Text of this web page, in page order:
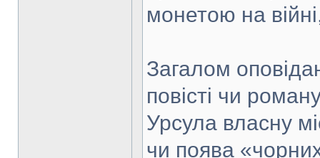
монетою на
Загалом
повісті чи
Урсула власну
чи поява